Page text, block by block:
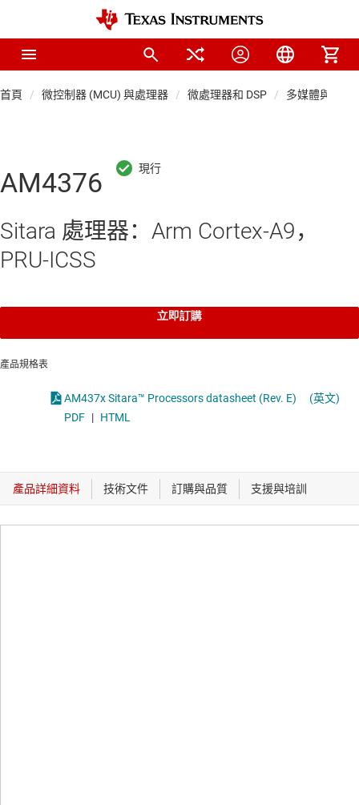
首頁 微控制器 (MCU) 與處理器 微處理器和 DSP 多媒體與工業
AM4376
Sitara 處理器：Arm Cortex-A9，
PRU-ICSS
立即訂購
產品規格表
AM437x Sitara™ Processors datasheet (Rev. E)
(英文)
PDF | HTML